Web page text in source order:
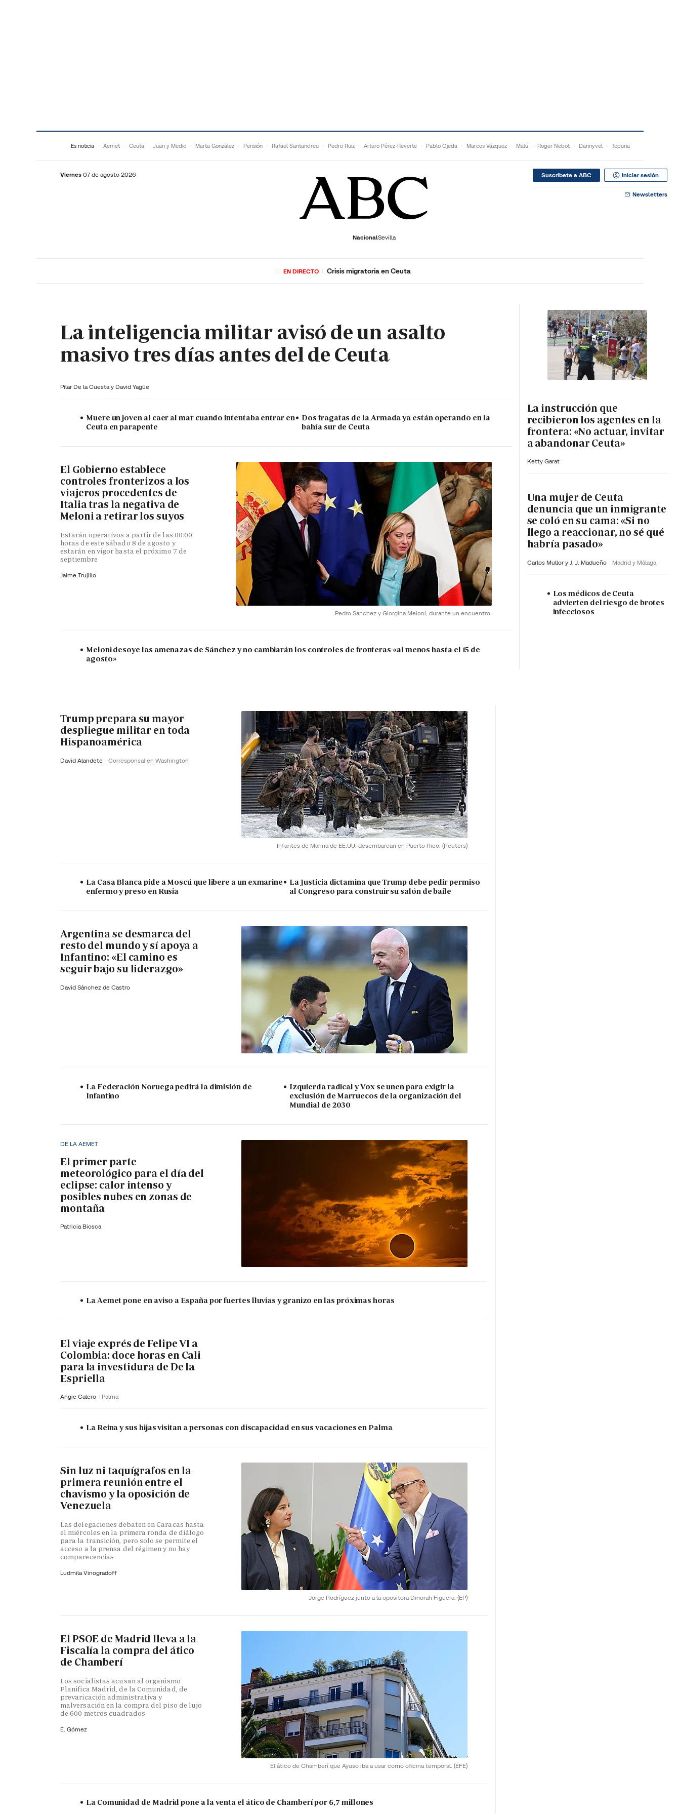
Es noticia Aemet Ceuta Juan y Medio Marta González Pensión Rafael Santandreu Pedro Ruiz Arturo Pérez-Reverte Pablo Ojeda Marcos Vázquez Malú Roger Nebot Dannyvel Topuria
Viernes 07 de agosto 2026
NacionalSevilla
Suscribete a ABC Iniciar sesión
Newsletters
ECONOMÍADEPORTES SOCIEDADCULTURAGENTEPLAY
EN DIRECTO Crisis migratoria en Ceuta
La inteligencia militar avisó de un asalto
masivo tres días antes del de Ceuta
Pilar De la Cuesta y David Yagüe
Muere un joven al caer al mar cuando intentaba entrar en
Ceuta en parapente
Dos fragatas de la Armada ya están operando en la
bahía sur de Ceuta
Pedro Sánchez y Giorgina Meloni, durante un encuentro.
El Gobierno establece
controles fronterizos a los
viajeros procedentes de
Italia tras la negativa de
Meloni a retirar los suyos
Estarán operativos a partir de las 00:00
horas de este sábado 8 de agosto y
estarán en vigor hasta el próximo 7 de
septiembre
Jaime Trujillo
Meloni desoye las amenazas de Sánchez y no cambiarán los controles de fronteras «al menos hasta el 15 de
agosto»
La instrucción que
recibieron los agentes en la
frontera: «No actuar, invitar
a abandonar Ceuta»
Ketty Garat
Una mujer de Ceuta
denuncia que un inmigrante
se coló en su cama: «Si no
llego a reaccionar, no sé qué
habría pasado»
Carlos Mullor y J. J. Madueño Madrid y Málaga
Los médicos de Ceuta
advierten del riesgo de brotes
infecciosos
Infantes de Marina de EE.UU. desembarcan en Puerto Rico. (Reuters)
Trump prepara su mayor
despliegue militar en toda
Hispanoamérica
David Alandete Corresponsal en Washington
La Casa Blanca pide a Moscú que libere a un exmarine
enfermo y preso en Rusia
La Justicia dictamina que Trump debe pedir permiso
al Congreso para construir su salón de baile
Argentina se desmarca del
resto del mundo y sí apoya a
Infantino: «El camino es
seguir bajo su liderazgo»
David Sánchez de Castro
La Federación Noruega pedirá la dimisión de
Infantino
Izquierda radical y Vox se unen para exigir la
exclusión de Marruecos de la organización del
Mundial de 2030
DE LA AEMET
El primer parte
meteorológico para el día del
eclipse: calor intenso y
posibles nubes en zonas de
montaña
Patricia Biosca
La Aemet pone en aviso a España por fuertes lluvias y granizo en las próximas horas
El viaje exprés de Felipe VI a
Colombia: doce horas en Cali
para la investidura de De la
Espriella
Angie Calero Palma
La Reina y sus hijas visitan a personas con discapacidad en sus vacaciones en Palma
Jorge Rodríguez junto a la opositora Dinorah Figuera. (EP)
Sin luz ni taquígrafos en la
primera reunión entre el
chavismo y la oposición de
Venezuela
Las delegaciones debaten en Caracas hasta
el miércoles en la primera ronda de diálogo
para la transición, pero solo se permite el
acceso a la prensa del régimen y no hay
comparecencias
Ludmila Vinogradoff
El ático de Chamberí que Ayuso iba a usar como oficina temporal. (EFE)
El PSOE de Madrid lleva a la
Fiscalía la compra del ático
de Chamberí
Los socialistas acusan al organismo
Planifica Madrid, de la Comunidad, de
prevaricación administrativa y
malversación en la compra del piso de lujo
de 600 metros cuadrados
E. Gómez
La Comunidad de Madrid pone a la venta el ático de Chamberí por 6,7 millones